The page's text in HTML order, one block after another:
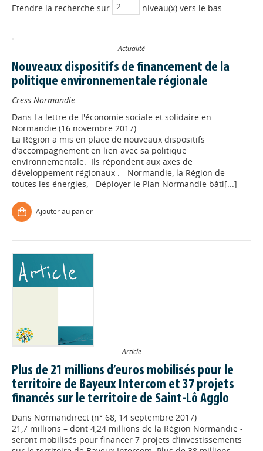
Etendre la recherche sur niveau(x) vers le bas
Actualité
Nouveaux dispositifs de financement de la
politique environnementale régionale
Cress Normandie
Dans La lettre de l'économie sociale et solidaire en
Normandie (16 novembre 2017)
La Région a mis en place de nouveaux dispositifs
d’accompagnement en lien avec sa politique
environnementale. Ils répondent aux axes de
développement régionaux : - Normandie, la Région de
toutes les énergies, - Déployer le Plan Normandie bâti[...]
Ajouter au panier
Article
Plus de 21 millions d’euros mobilisés pour le
territoire de Bayeux Intercom et 37 projets
financés sur le territoire de Saint-Lô Agglo
Dans Normandirect (n° 68, 14 septembre 2017)
21,7 millions – dont 4,24 millions de la Région Normandie -
seront mobilisés pour financer 7 projets d’investissements